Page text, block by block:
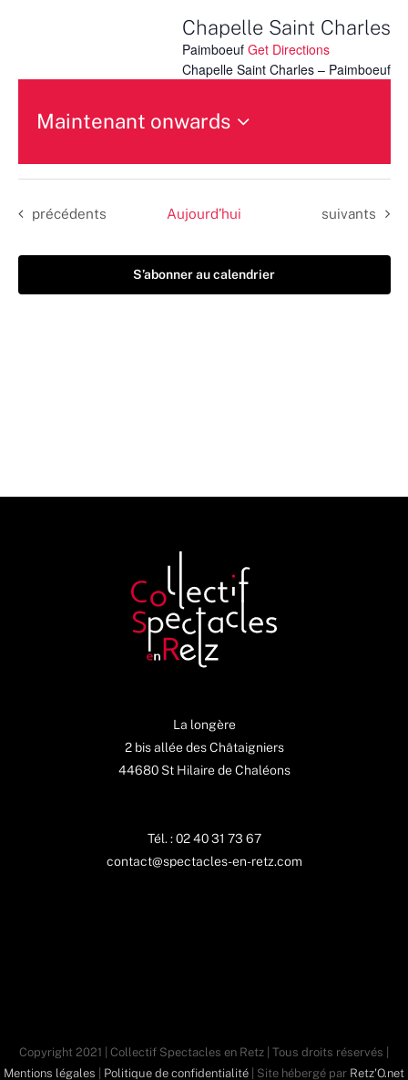
Chapelle Saint Charles
Paimboeuf Get Directions
Chapelle Saint Charles – Paimboeuf
Maintenant onwards
une
date.
Évènements
précédents Aujourd’hui Évènements
suivants
S’abonner au calendrier
La longère
2 bis allée des Châtaigniers
44680 St Hilaire de Chaléons
Tél. : 02 40 31 73 67
contact@spectacles-en-retz.com
Copyright 2021 | Collectif Spectacles en Retz | Tous droits réservés |
Mentions légales
Politique de confidentialité | Site hébergé par Retz'O.net